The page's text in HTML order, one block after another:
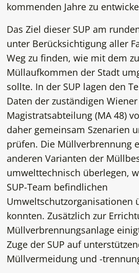
kommenden Jahre zu
Das Ziel dieser SUP am
unter Berücksichtigung aller
Weg zu finden, wie mit dem
Müllaufkommen der Stadt
sollte. In der SUP lagen den
Daten der zuständigen Wiener
Magistratsabteilung (MA 48)
daher gemeinsam Szenarien
prüfen. Die Müllverbrennung
anderen Varianten der
umwelttechnisch überlegen,
SUP-Team befindlichen
Umweltschutzorganisationen
konnten. Zusätzlich zur
Müllverbrennungsanlage
Zuge der SUP auf
Müllvermeidung und -